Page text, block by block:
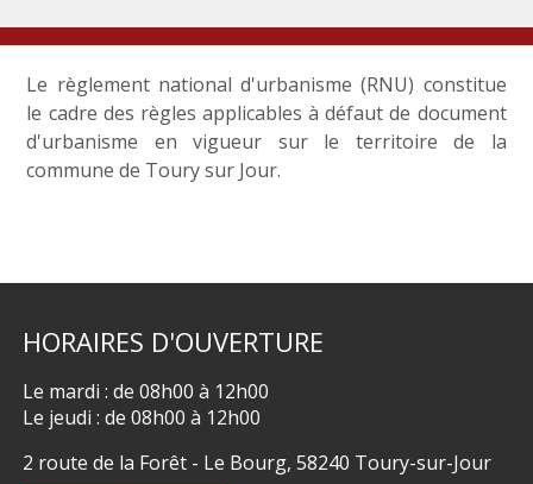
Le règlement national d'urbanisme (RNU) constitue
le cadre des règles applicables à défaut de document
d'urbanisme en vigueur sur le territoire de la
commune de Toury sur Jour.
HORAIRES D'OUVERTURE
Le mardi : de 08h00 à 12h00
Le jeudi : de 08h00 à 12h00
2 route de la Forêt - Le Bourg, 58240 Toury-sur-Jour